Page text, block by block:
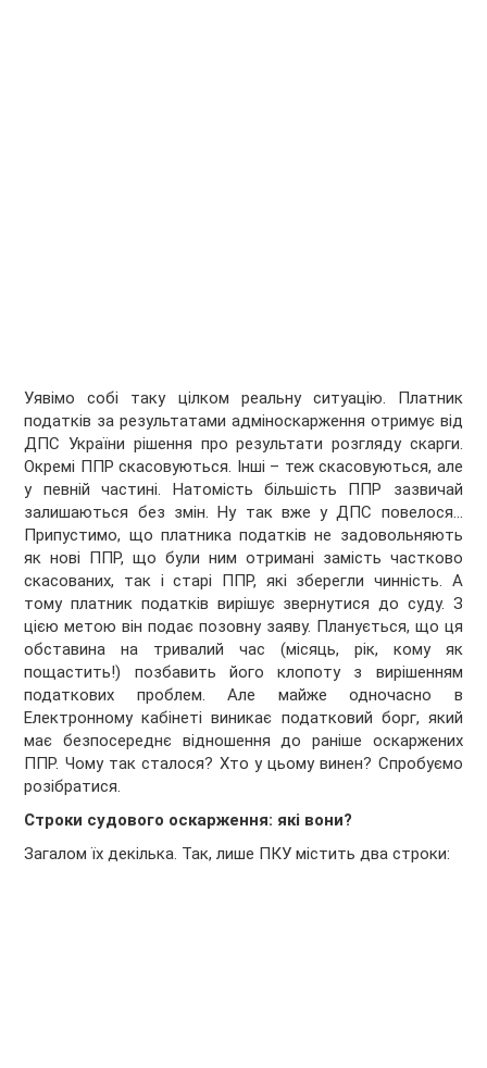
Уявімо собі таку цілком реальну ситуацію. Платник
податків за результатами адміноскарження отримує від
ДПС України рішення про результати розгляду скарги.
Окремі ППР скасовуються. Інші – теж скасовуються, але
у певній частині. Натомість більшість ППР зазвичай
залишаються без змін. Ну так вже у ДПС повелося…
Припустимо, що платника податків не задовольняють
як нові ППР, що були ним отримані замість частково
скасованих, так і старі ППР, які зберегли чинність. А
тому платник податків вирішує звернутися до суду. З
цією метою він подає позовну заяву. Планується, що ця
обставина на тривалий час (місяць, рік, кому як
пощастить!) позбавить його клопоту з вирішенням
податкових проблем. Але майже одночасно в
Електронному кабінеті виникає податковий борг, який
має безпосереднє відношення до раніше оскаржених
ППР. Чому так сталося? Хто у цьому винен? Спробуємо
розібратися.
Строки судового оскарження: які вони?
Загалом їх декілька. Так, лише ПКУ містить два строки: